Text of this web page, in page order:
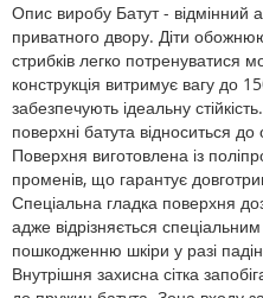
Опис виробу Батут - відмінний
приватного двору. Діти
стрибків легко потренуватися
конструкція витримує вагу до
забезпечують ідеальну
поверхні батута відноситься
Поверхня виготовлена із
променів, що гарантує
Спеціальна гладка поверхня
адже відрізняється
пошкодженню шкіри у разі
Внутрішня захисна сітка